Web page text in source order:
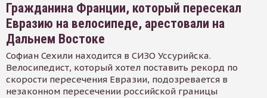
Гражданина Франции, который пересекал
Евразию на велосипеде, арестовали на
Дальнем Востоке
Софиан Сехили находится в СИЗО Уссурийска.
Велосипедист, который хотел поставить рекорд по
скорости пересечения Евразии, подозревается в
незаконном пересечении российской границы